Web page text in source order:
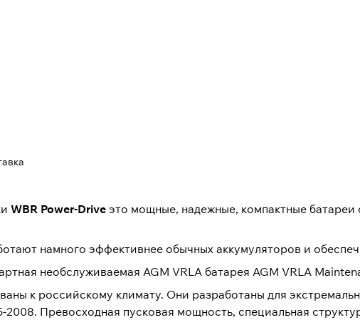
WBR Power-Drive это мощные, надежные, компактные
намного эффективнее обычных аккумуляторов и
необслуживаемая AGM VRLA батарея AGM VRLA
к российскому климату. Они разработаны для
Превосходная пусковая мощность, специальная